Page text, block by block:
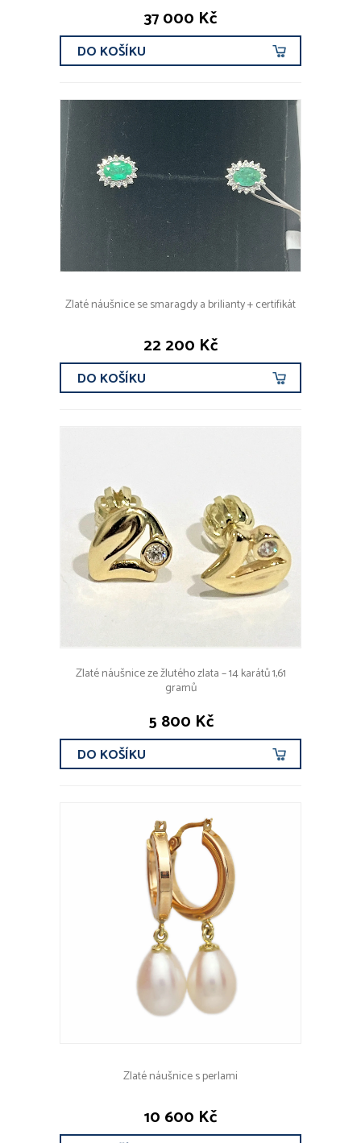
37 000 Kč
DO KOŠÍKU
Zlaté náušnice se smaragdy a brilianty + certifikát
22 200 Kč
DO KOŠÍKU
Zlaté náušnice ze žlutého zlata – 14 karátů 1,61
gramů
5 800 Kč
DO KOŠÍKU
Zlaté náušnice s perlami
10 600 Kč